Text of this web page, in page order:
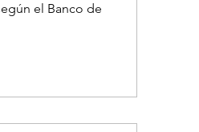
el Banco de